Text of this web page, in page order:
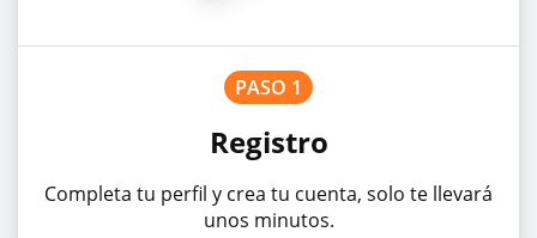
PASO 1
Registro
Completa tu perfil y crea tu cuenta, solo te llevará
unos minutos.